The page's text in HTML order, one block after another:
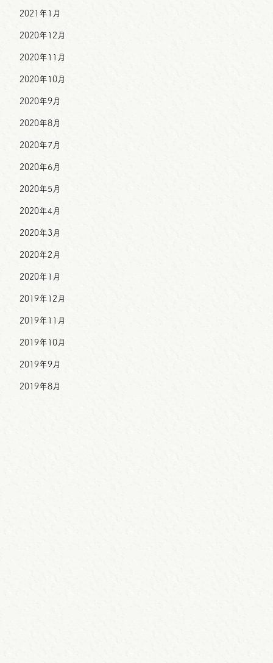
2021年1月
2020年12月
2020年11月
2020年10月
2020年9月
2020年8月
2020年7月
2020年6月
2020年5月
2020年4月
2020年3月
2020年2月
2020年1月
2019年12月
2019年11月
2019年10月
2019年9月
2019年8月